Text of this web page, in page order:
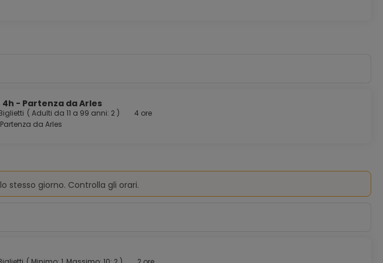
- Partenza da Arles
( Adulti da 11 a 99 anni: 2 )
4 ore
da Arles
stesso giorno. Controlla gli orari.